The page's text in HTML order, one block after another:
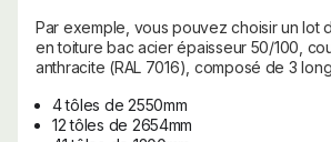
Par exemple, vous pouvez choisir un lot
en toiture bac acier épaisseur 50/100,
anthracite (RAL 7016), composé de 3
4 tôles de 2550mm
12 tôles de 2654mm